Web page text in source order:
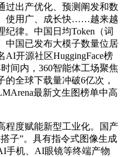
出产优化、预测阐发和数
使用广、成长快……越来越
律。中国日均Token（词
中国已发布大模子数量位居
开源社区HuggingFace榜
间内，360智能体工场聚焦
全球下载量冲破6亿次，
最新文生图榜单中高
度赋能新型工业化。国产
子”。具有指令式图像生成
手机、AI眼镜等终端产物